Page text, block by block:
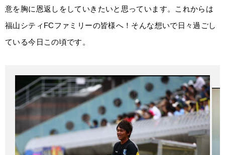
意を胸に恩返しをしていきたいと思っています。これからは
福山シティFCファミリーの皆様へ！そんな想いで日々過ごし
ている今日この頃です。